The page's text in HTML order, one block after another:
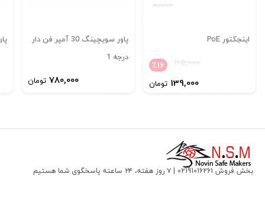
کاربردمنبع تغذیه سوئیچینگ ۱۲ ولت 5 آمپر:
پروژهای تابو روان وLED
قابل استفاده در تجهیزات ازمایشگاهی
اینجکتور PoE
٪16 165,000
139,000 تومان
پاور سویچینگ 30 آمپر فن دار
درجه 1
780,000 تومان
بخش فروش 02191016261 | ۷ روز هفته، ۲۴ ساعته پاسخگوی شما هستیم